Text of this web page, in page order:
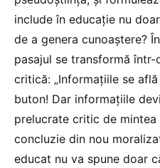
include în educație nu
de a genera cunoaștere?
pasajul se transformă
critică: „Informațiile se
buton! Dar informațiile
prelucrate critic de mintea
concluzie din nou
educat nu va spune doar